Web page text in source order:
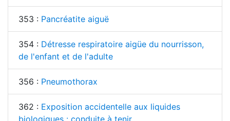
353 : Pancréatite aiguë
354 : Détresse respiratoire aigüe du nourrisson,
de l'enfant et de l'adulte
356 : Pneumothorax
362 : Exposition accidentelle aux liquides